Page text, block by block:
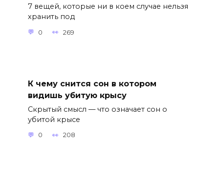
7 вещей, которые ни в коем случае нельзя
хранить под
0 269
К чему снится сон в котором
видишь убитую крысу
Скрытый смысл — что означает сон о
убитой крысе
0 208